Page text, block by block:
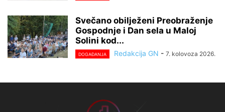
Svečano obilježeni Preobraženje
Gospodnje i Dan sela u Maloj
Solini kod...
DOGAĐANJA Redakcija GN - 7. kolovoza 2026.